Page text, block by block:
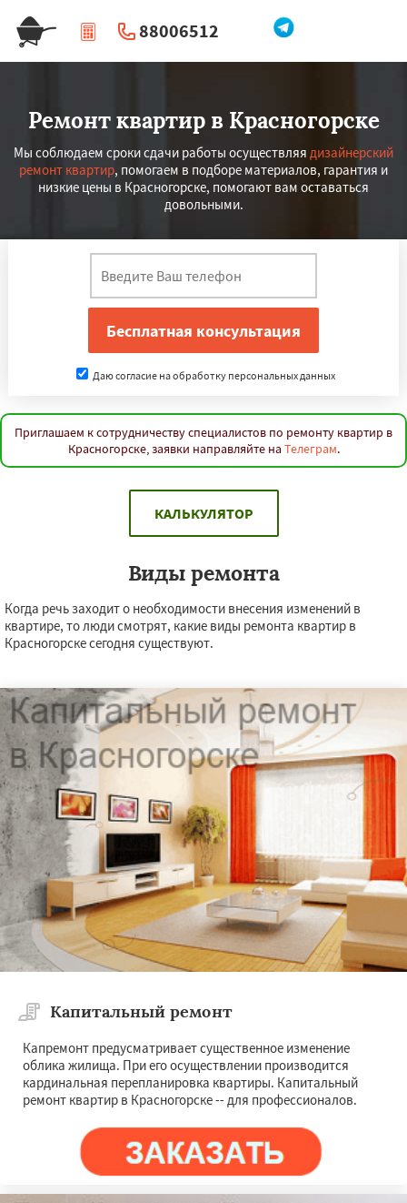
88006512
| Перезвоните мне
Ремонт квартир в Красногорске
Мы соблюдаем сроки сдачи работы осуществляя дизайнерский
ремонт квартир, помогаем в подборе материалов, гарантия и
низкие цены в Красногорске, помогают вам оставаться
довольными.
Даю согласие на обработку персональных данных
Приглашаем к сотрудничеству специалистов по ремонту квартир в
Красногорске, заявки направляйте на Телеграм.
КАЛЬКУЛЯТОР
Виды ремонта
Когда речь заходит о необходимости внесения изменений в
квартире, то люди смотрят, какие виды ремонта квартир в
Красногорске сегодня существуют.
Капитальный ремонт
Капремонт предусматривает существенное изменение
облика жилища. При его осуществлении производится
кардинальная перепланировка квартиры. Капитальный
ремонт квартир в Красногорске -- для профессионалов.